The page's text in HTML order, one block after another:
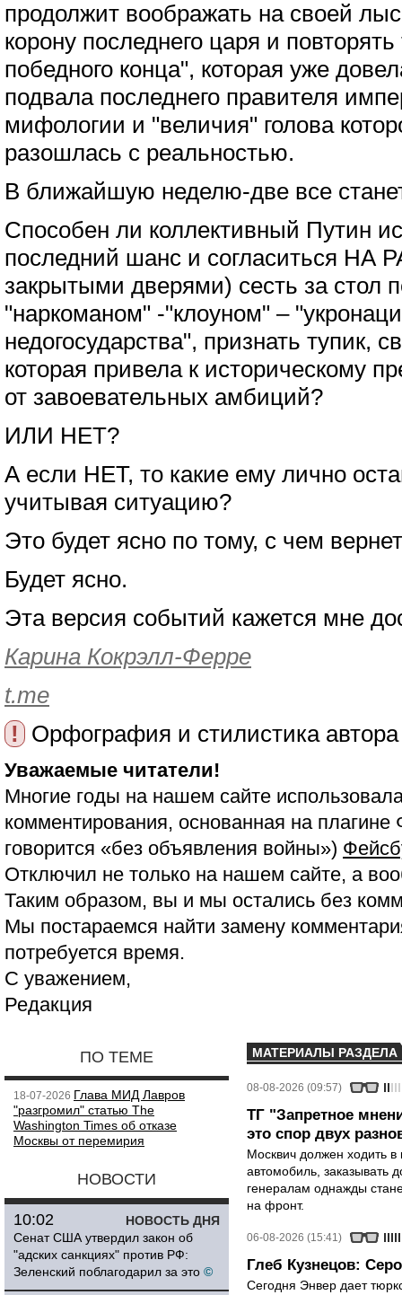
продолжит воображать на своей
корону последнего царя и
победного конца", которая уже
подвала последнего правителя
мифологии и "величия" голова
разошлась с реальностью.
В ближайшую неделю-две все
Способен ли коллективный Путин
последний шанс и согласиться НА
закрытыми дверями) сесть за стол
"наркоманом" -"клоуном" –
недогосударства", признать тупик,
которая привела к историческому
от завоевательных амбиций?
ИЛИ НЕТ?
А если НЕТ, то какие ему лично
учитывая ситуацию?
Это будет ясно по тому, с чем
Будет ясно.
Эта версия событий кажется мне
Карина Кокрэлл-Ферре
t.me
!
Орфография и стилистика
Уважаемые читатели!
Многие годы на нашем сайте
комментирования, основанная на
говорится «без объявления войны»)
Отключил не только на нашем сайте, а
Таким образом, вы и мы остались без
Мы постараемся найти замену
потребуется время.
С уважением,
Редакция
ПО ТЕМЕ
18-07-2026 Глава МИД Лавров
"разгромил" статью The
Washington Times об отказе
Москвы от перемирия
НОВОСТИ
НОВОСТЬ ДНЯ
10:02
Сенат США утвердил закон об
"адских санкциях" против РФ:
Зеленский поблагодарил за это ©
МАТЕРИАЛЫ РАЗДЕЛА
08-08-2026 (09:57)
ТГ "Запретное
это спор двух
Москвич должен ходить в
автомобиль, заказывать
генералам однажды
на фронт.
06-08-2026 (15:41)
Глеб Кузнецов:
Сегодня Энвер дает